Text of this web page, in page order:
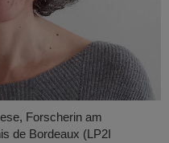
Forscherin am
de Bordeaux (LP2I